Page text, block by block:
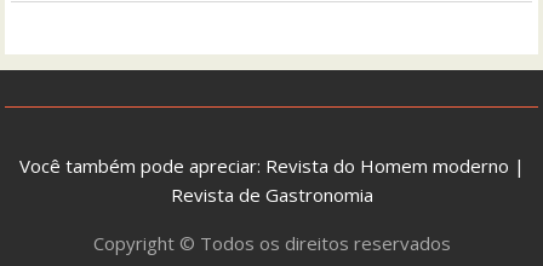
Você também pode apreciar: Revista do Homem moderno |
Revista de Gastronomia
Copyright © Todos os direitos reservados